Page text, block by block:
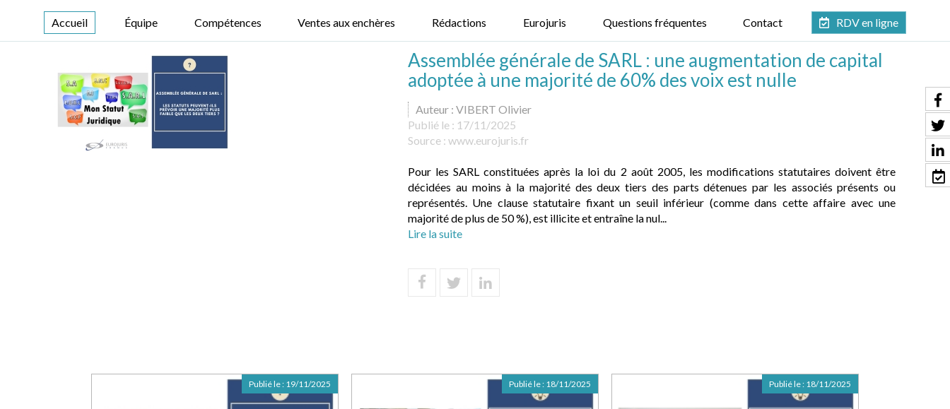
Accueil Équipe Compétences Ventes aux enchères Rédactions Eurojuris Questions fréquentes Contact RDV en ligne
Assemblée générale de SARL : une augmentation de capital
adoptée à une majorité de 60% des voix est nulle
Auteur : VIBERT Olivier
Publié le : 17/11/2025
Source : www.eurojuris.fr
Pour les SARL constituées après la loi du 2 août 2005, les modifications statutaires doivent être
décidées au moins à la majorité des deux tiers des parts détenues par les associés présents ou
représentés. Une clause statutaire fixant un seuil inférieur (comme dans cette affaire avec une
majorité de plus de 50 %), est illicite et entraîne la nul...
Lire la suite
Publié le : 19/11/2025 Publié le : 18/11/2025 Publié le : 18/11/2025